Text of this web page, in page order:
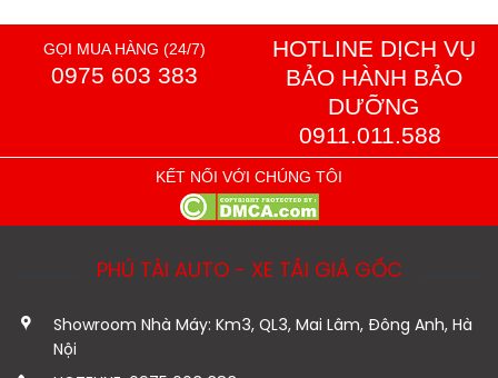
GỌI MUA HÀNG (24/7)
0975 603 383
HOTLINE DỊCH VỤ
BẢO HÀNH BẢO
DƯỠNG
0911.011.588
KẾT NỐI VỚI CHÚNG TÔI
PHÚ TÀI AUTO - XE TẢI GIÁ GỐC
Showroom Nhà Máy: Km3, QL3, Mai Lâm, Đông Anh, Hà
Nội